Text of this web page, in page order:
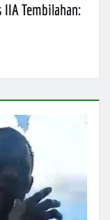
Tembilahan: